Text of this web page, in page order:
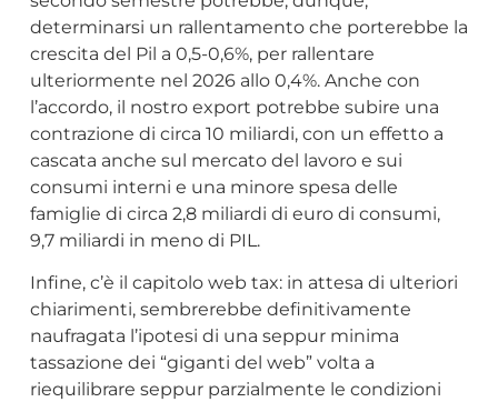
determinarsi un rallentamento che porterebbe la
crescita del Pil a 0,5-0,6%, per rallentare
ulteriormente nel 2026 allo 0,4%. Anche con
l’accordo, il nostro export potrebbe subire una
contrazione di circa 10 miliardi, con un effetto a
cascata anche sul mercato del lavoro e sui
consumi interni e una minore spesa delle
famiglie di circa 2,8 miliardi di euro di consumi,
9,7 miliardi in meno di PIL.
Infine, c’è il capitolo web tax: in attesa di ulteriori
chiarimenti, sembrerebbe definitivamente
naufragata l’ipotesi di una seppur minima
tassazione dei “giganti del web” volta a
riequilibrare seppur parzialmente le condizioni